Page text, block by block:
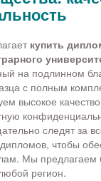
купить
на подлинном
с полным
высокое качество
следят за
чтобы
Мы предлагаем
регион.